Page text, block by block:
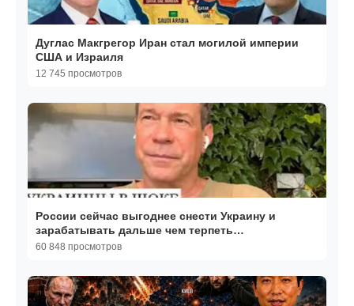
Дуглас Макгрегор Иран стал могилой империи
США и Израиля
12 745 просмотров
России сейчас выгоднее снести Украину и
зарабатывать дальше чем терпеть
массированные удары по ТЭК
60 848 просмотров